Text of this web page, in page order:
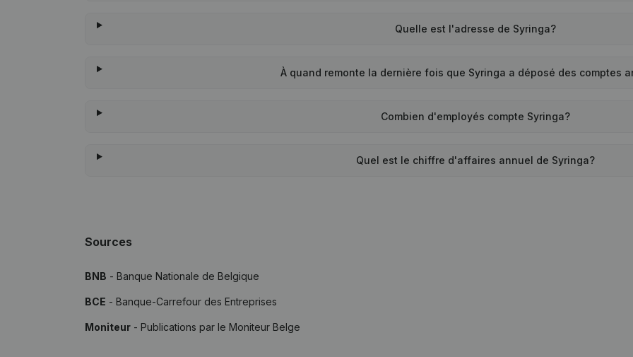
Quelle est l'adresse de Syringa?
À quand remonte la dernière fois que Syringa a déposé des comptes
Combien d'employés compte Syringa?
Quel est le chiffre d'affaires annuel de Syringa?
Sources
BNB - Banque Nationale de Belgique
BCE - Banque-Carrefour des Entreprises
Moniteur - Publications par le Moniteur Belge